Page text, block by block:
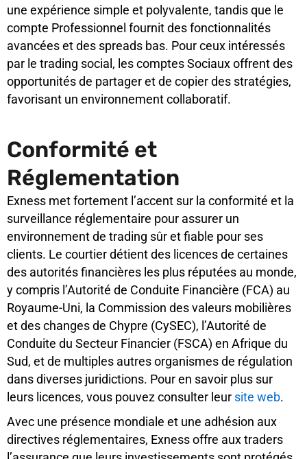
une expérience simple et polyvalente, tandis que le
compte Professionnel fournit des fonctionnalités
avancées et des spreads bas. Pour ceux intéressés
par le trading social, les comptes Sociaux offrent des
opportunités de partager et de copier des stratégies,
favorisant un environnement collaboratif.
Conformité et
Réglementation
Exness met fortement l’accent sur la conformité et la
surveillance réglementaire pour assurer un
environnement de trading sûr et fiable pour ses
clients. Le courtier détient des licences de certaines
des autorités financières les plus réputées au monde,
y compris l’Autorité de Conduite Financière (FCA) au
Royaume-Uni, la Commission des valeurs mobilières
et des changes de Chypre (CySEC), l’Autorité de
Conduite du Secteur Financier (FSCA) en Afrique du
Sud, et de multiples autres organismes de régulation
dans diverses juridictions. Pour en savoir plus sur
leurs licences, vous pouvez consulter leur site web.
Avec une présence mondiale et une adhésion aux
directives réglementaires, Exness offre aux traders